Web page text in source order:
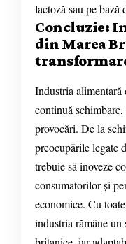
lactoză sau pe bază
Concluzie:
din Marea
Industria
continuă
provocări. De la
preocupările legate
trebuie să inoveze
consumatorilor și
economice. Cu
industria rămâne un